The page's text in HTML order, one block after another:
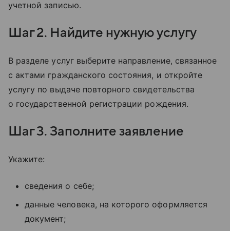
учетной записью.
Шаг 2. Найдите нужную услугу
В разделе услуг выберите направление, связанное
с актами гражданского состояния, и откройте
услугу по выдаче повторного свидетельства
о государственной регистрации рождения.
Шаг 3. Заполните заявление
Укажите:
сведения о себе;
данные человека, на которого оформляется
документ;